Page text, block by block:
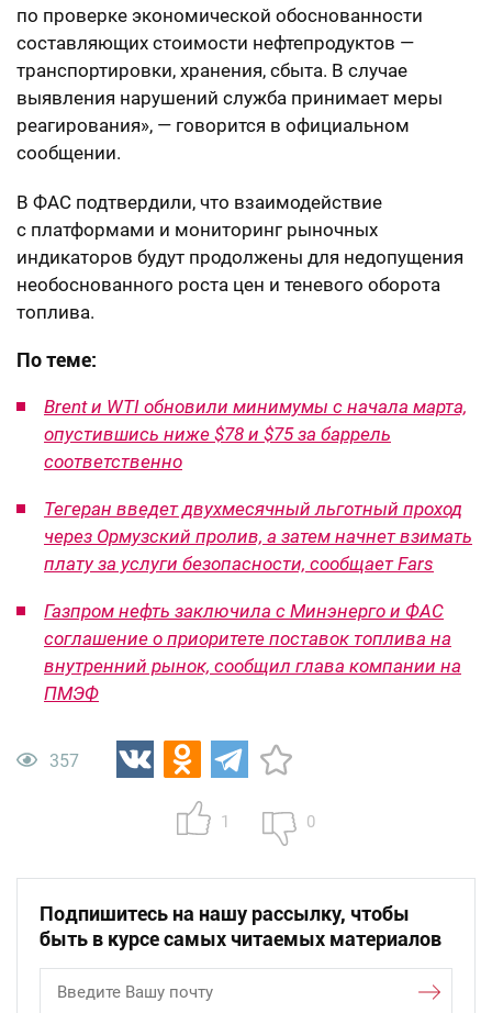
по проверке экономической обоснованности
составляющих стоимости нефтепродуктов —
транспортировки, хранения, сбыта. В случае
выявления нарушений служба принимает меры
реагирования», — говорится в официальном
сообщении.
В ФАС подтвердили, что взаимодействие
с платформами и мониторинг рыночных
индикаторов будут продолжены для недопущения
необоснованного роста цен и теневого оборота
топлива.
По теме:
Brent и WTI обновили минимумы с начала марта,
опустившись ниже $78 и $75 за баррель
соответственно
Тегеран введет двухмесячный льготный проход
через Ормузский пролив, а затем начнет взимать
плату за услуги безопасности, сообщает Fars
Газпром нефть заключила с Минэнерго и ФАС
соглашение о приоритете поставок топлива на
внутренний рынок, сообщил глава компании на
ПМЭФ
357
1 0
Подпишитесь на нашу рассылку, чтобы
быть в курсе самых читаемых материалов